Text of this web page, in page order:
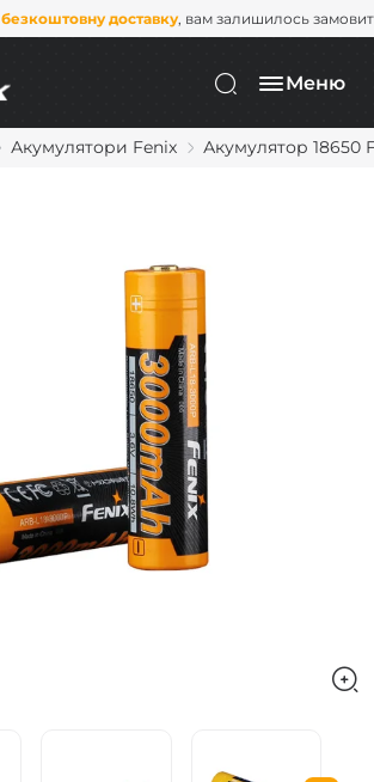
безкоштовну доставку, вам залишилось
Меню
Акумулятори Fenix Акумулятор 18650